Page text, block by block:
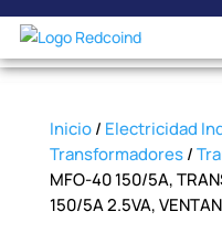
Inicio/ Electricidad
Transformadores/
MFO-40 150/5A,
150/5A 2.5VA,